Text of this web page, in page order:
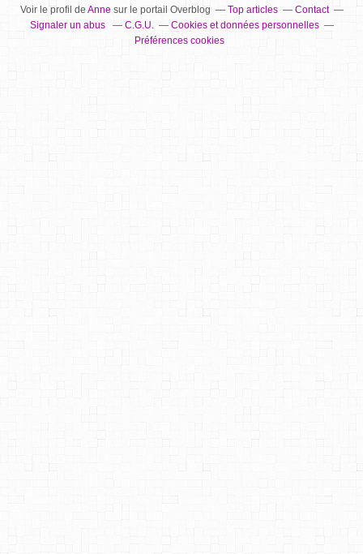
Voir le profil de Annesur le portail Overblog Top articles
Contact
Signaler un abus
C.G.U.
Cookies et données personnelles
Préférences cookies